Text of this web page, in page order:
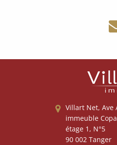
Villart Net, Ave
immeuble
étage 1, N°5
90 002 Tanger